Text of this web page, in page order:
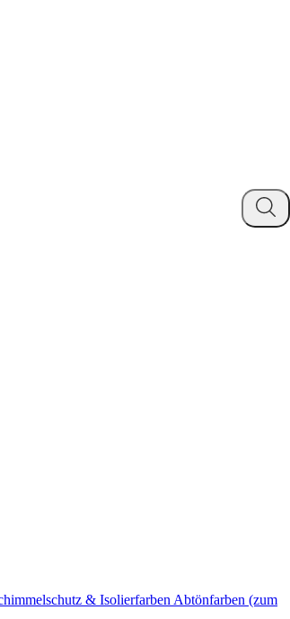
& Isolierfarben Abtönfarben (zum